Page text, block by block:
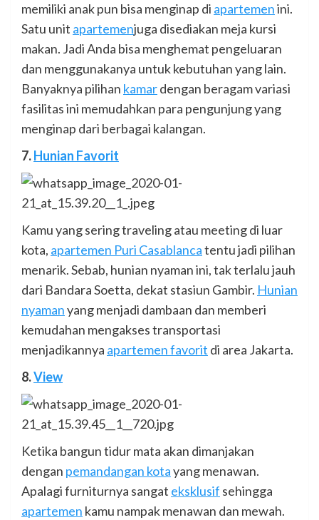
memiliki anak pun bisa menginap di apartemenini.
Satu unit apartemenjuga disediakan meja kursi
makan. Jadi Anda bisa menghemat pengeluaran
dan menggunakanya untuk kebutuhan yang lain.
Banyaknya pilihan kamardengan beragam variasi
fasilitas ini memudahkan para pengunjung yang
menginap dari berbagai kalangan.
7.Hunian Favorit
Kamu yang sering traveling atau meeting di luar
kota, apartemen Puri Casablancatentu jadi pilihan
menarik. Sebab, hunian nyaman ini, tak terlalu jauh
dari Bandara Soetta, dekat stasiun Gambir. Hunian
nyamanyang menjadi dambaan dan memberi
kemudahan mengakses transportasi
menjadikannya apartemen favorit di area Jakarta.
8.View
Ketika bangun tidur mata akan dimanjakan
dengan pemandangan kotayang menawan.
Apalagi furniturnya sangat eksklusif sehingga
apartemen kamu nampak menawan dan mewah.